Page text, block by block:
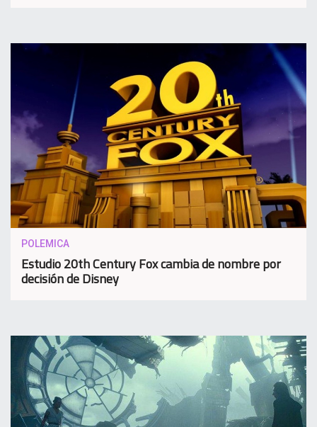
POLEMICA
Estudio 20th Century Fox cambia de nombre por
decisión de Disney